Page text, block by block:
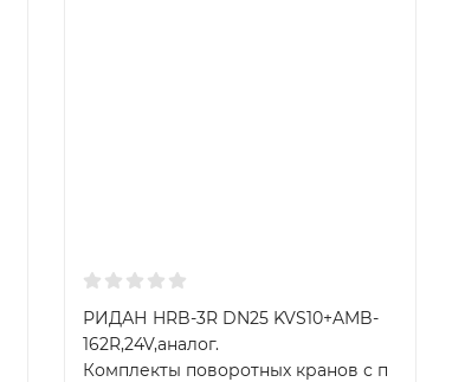
РИДАН HRB-3R DN25 KVS10+AMB-
162R,24V,аналог.
Комплекты поворотных кранов с п